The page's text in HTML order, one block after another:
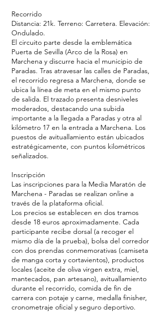
Recorrido
Distancia: 21k. Terreno: Carretera. Elevación:
Ondulado.
El circuito parte desde la emblemática
Puerta de Sevilla (Arco de la Rosa) en
Marchena y discurre hacia el municipio de
Paradas. Tras atravesar las calles de Paradas,
el recorrido regresa a Marchena, donde se
ubica la línea de meta en el mismo punto
de salida. El trazado presenta desniveles
moderados, destacando una subida
importante a la llegada a Paradas y otra al
kilómetro 17 en la entrada a Marchena. Los
puestos de avituallamiento están ubicados
estratégicamente, con puntos kilométricos
señalizados.
Inscripción
Las inscripciones para la Media Maratón de
Marchena - Paradas se realizan online a
través de la plataforma oficial.
Los precios se establecen en dos tramos
desde 18 euros aproximadamente. Cada
participante recibe dorsal (a recoger el
mismo día de la prueba), bolsa del corredor
con dos prendas conmemorativas (camiseta
de manga corta y cortavientos), productos
locales (aceite de oliva virgen extra, miel,
mantecados, pan artesano), avituallamiento
durante el recorrido, comida de fin de
carrera con potaje y carne, medalla finisher,
cronometraje oficial y seguro deportivo.